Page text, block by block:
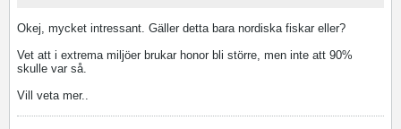
Okej, mycket intressant. Gäller detta bara nordiska fiskar eller?
Vet att i extrema miljöer brukar honor bli större, men inte att 90%
skulle var så.
Vill veta mer..